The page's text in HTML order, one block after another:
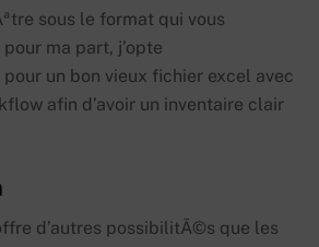
sous le format qui vous
ma part, j’opte
un bon vieux fichier excel avec
afin d’avoir un inventaire clair
d’autres possibilitÃ©s que les